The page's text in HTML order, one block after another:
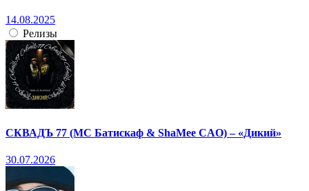
14.08.2025
Релизы
СКВАДЪ 77 (МС Батискаф & ShaMee CAO) – «Дикий»
30.07.2026